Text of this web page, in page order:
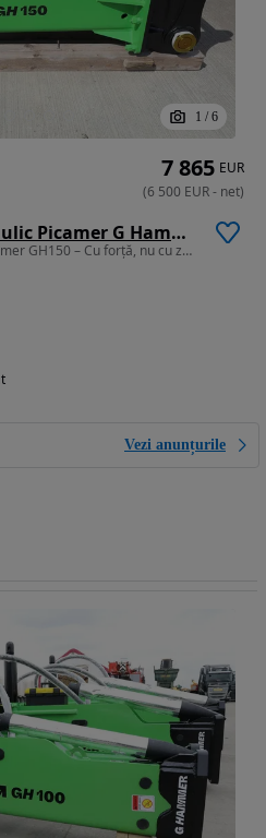
1 / 6
Altul Alta Ciocan hidraulic Picamer G Hammer GH150
Ciocan hidraulic Picamer G Hammer GH150 – Cu forță, nu cu zgomot!
Vezi anunțurile
7 865 EUR
(6 500 EUR- net)